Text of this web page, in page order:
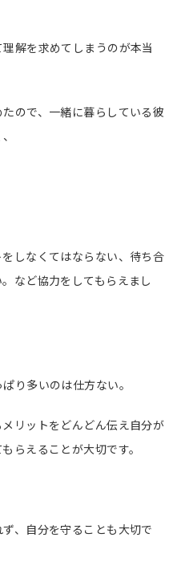
解を求めてしまうのが本当
ので、一緒に暮らしている彼
しなくてはならない、待ち合
など協力をしてもらえまし
り多いのは仕方ない。
リットをどんどん伝え自分が
らえることが大切です。
、自分を守ることも大切で